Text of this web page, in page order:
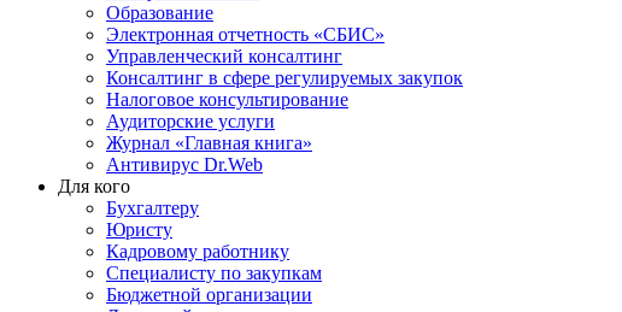
Образование
Электронная отчетность «СБИС»
Управленческий консалтинг
Консалтинг в сфере регулируемых закупок
Налоговое консультирование
Аудиторские услуги
Журнал «Главная книга»
Антивирус Dr.Web
Для кого
Бухгалтеру
Юристу
Кадровому работнику
Специалисту по закупкам
Бюджетной организации